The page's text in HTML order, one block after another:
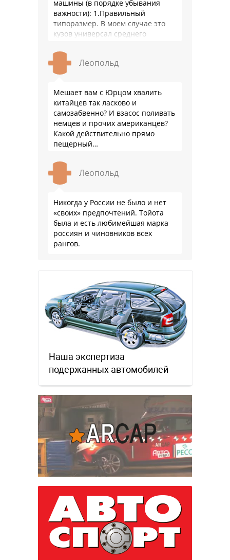
машины (в порядке убывания
важности): 1.Правильный
типоразмер. В моем случае это
кузов универсал среднего
быть уверенным, что она меня
везде довезет и …
Леопольд
Мешает вам с Юрцом хвалить
китайцев так ласково и
самозабвенно? И взасос поливать
немцев и прочих американцев?
Какой действительно прямо
пещерный…
Леопольд
Никогда у России не было и нет
«своих» предпочтений. Тойота
была и есть любимейшая марка
россиян и чиновников всех
рангов.
Наша экспертиза
подержанных автомобилей